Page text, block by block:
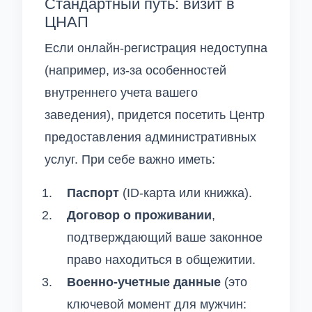
Стандартный путь: визит в
ЦНАП
Если онлайн-регистрация недоступна
(например, из-за особенностей
внутреннего учета вашего
заведения), придется посетить Центр
предоставления административных
услуг. При себе важно иметь:
Паспорт (ID-карта или книжка).
Договор о проживании,
подтверждающий ваше законное
право находиться в общежитии.
Военно-учетные данные (это
ключевой момент для мужчин: